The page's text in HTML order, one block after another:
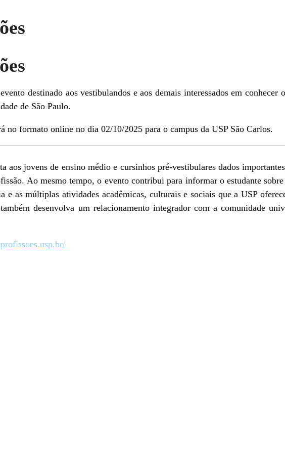
destinado aos vestibulandos e aos demais interessados em conhecer
de São Paulo.
no formato online no dia 02/10/2025 para o campus da USP São Carlos.
aos jovens de ensino médio e cursinhos pré-vestibulares dados
Ao mesmo tempo, o evento contribui para informar o estudante
e as múltiplas atividades acadêmicas, culturais e sociais que a USP
desenvolva um relacionamento integrador com a comunidade